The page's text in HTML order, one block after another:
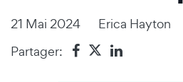
21 Mai 2024 Erica Hayton
Partager: